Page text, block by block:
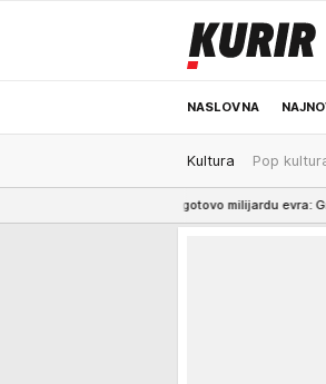
NASLOVNA
ODRŽIVA
Kultura Pop
ulažu gotovo milijardu evra: Grade luksuzni